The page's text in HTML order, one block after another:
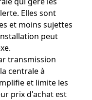
Elles sont
et moins sujettes
peut
transmission
centrale à
et limite les
prix d'achat est